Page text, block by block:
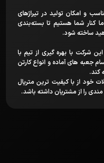
و امکان تولید در تیراژهای
شما هستیم تا بسته‌بندی
ساخته شود.
شرکت با بهره گیری از تیم با
جعبه های آماده و انواع کارتن
کند.
خود از با کیفیت ترین متریال
را از مشتریان داشته باشد.